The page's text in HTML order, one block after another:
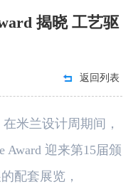
揭晓 工艺驱
返回列表
米兰设计周期间，
Award 迎来第15届颁
配套展览，